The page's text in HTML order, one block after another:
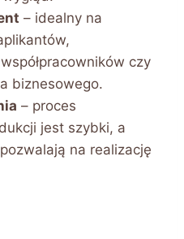
– idealny na
czy
biznesowego.
– proces
jest szybki, a
na realizację